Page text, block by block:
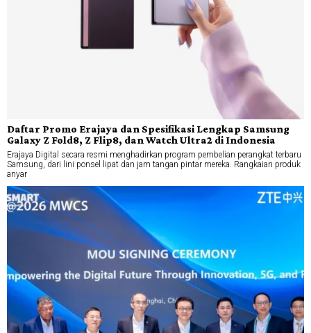
Daftar Promo Erajaya dan Spesifikasi Lengkap Samsung
Galaxy Z Fold8, Z Flip8, dan Watch Ultra2 di Indonesia
Erajaya Digital secara resmi menghadirkan program pembelian perangkat terbaru
Samsung, dari lini ponsel lipat dan jam tangan pintar mereka. Rangkaian produk
anyar